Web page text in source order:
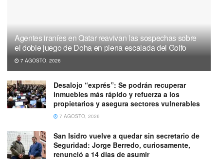
Agentes iraníes en Qatar reavivan las sospechas sobre
el doble juego de Doha en plena escalada del Golfo
7 AGOSTO, 2026
Desalojo “exprés”: Se podrán recuperar
inmuebles más rápido y refuerza a los
propietarios y asegura sectores vulnerables
7 AGOSTO, 2026
San Isidro vuelve a quedar sin secretario de
Seguridad: Jorge Berredo, curiosamente,
renunció a 14 días de asumir